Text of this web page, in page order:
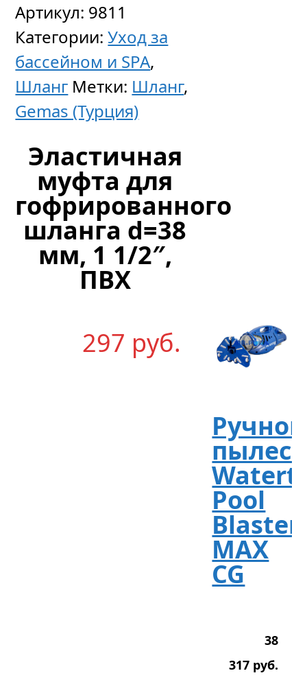
Артикул: 9811
Категории:Уход за
бассейном и SPA,
Шланг Метки: Шланг,
Gemas (Турция)
Эластичная
муфта для
гофрированного
шланга d=38
мм, 1 1/2″,
ПВХ
297 руб.
621
Ручной
Pool
Blaster
MAX
CG
38
317 руб.